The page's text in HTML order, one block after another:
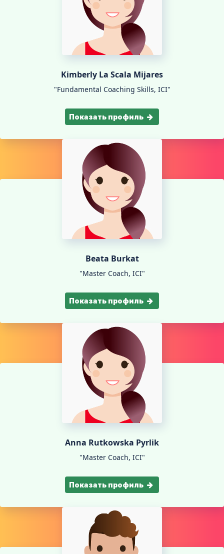
Kimberly La Scala Mijares
"Fundamental Coaching Skills, ICI"
Показать профиль
Beata Burkat
"Master Coach, ICI"
Показать профиль
Anna Rutkowska Pyrlik
"Master Coach, ICI"
Показать профиль